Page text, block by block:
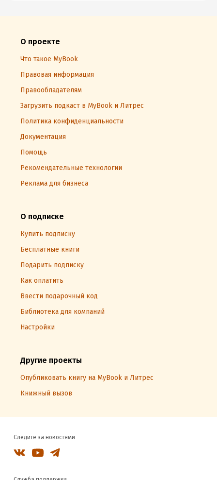
О проекте
Что такое MyBook
Правовая информация
Правообладателям
Загрузить подкаст в MyBook и Литрес
Политика конфиденциальности
Документация
Помощь
Рекомендательные технологии
Реклама для бизнеса
О подписке
Купить подписку
Бесплатные книги
Подарить подписку
Как оплатить
Ввести подарочный код
Библиотека для компаний
Настройки
Другие проекты
Опубликовать книгу на MyBook и Литрес
Книжный вызов
Следите за новостями